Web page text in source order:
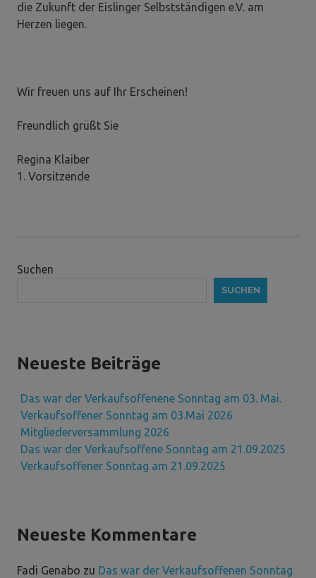
die Zukunft der Eislinger Selbstständigen e.V. am
Herzen liegen.
Wir freuen uns auf Ihr Erscheinen!
Freundlich grüßt Sie
Regina Klaiber
1. Vorsitzende
Suchen
SUCHEN
Neueste Beiträge
Das war der Verkaufsoffenene Sonntag am 03. Mai.
Verkaufsoffener Sonntag am 03.Mai 2026
Mitgliederversammlung 2026
Das war der Verkaufsoffene Sonntag am 21.09.2025
Verkaufsoffener Sonntag am 21.09.2025
Neueste Kommentare
Fadi Genabo zu Das war der Verkaufsoffenen Sonntag